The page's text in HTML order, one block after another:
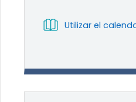
Utilizar el